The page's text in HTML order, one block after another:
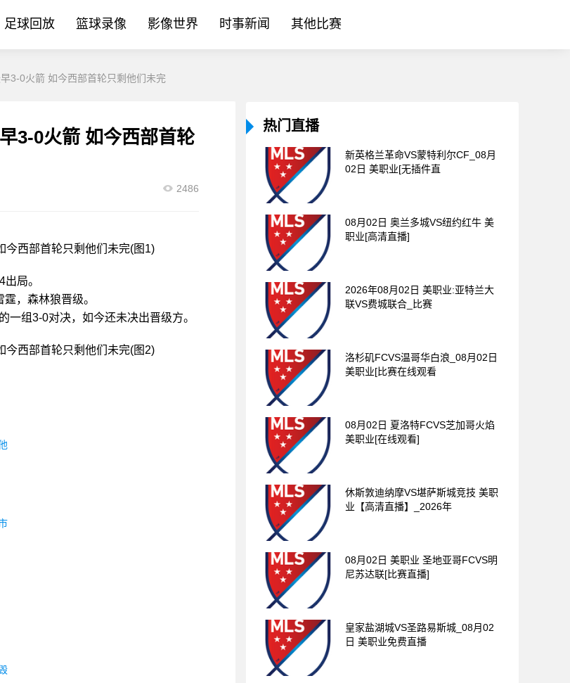
足球回放 篮球录像 影像世界 时事新闻 其他比赛
3-0火箭 如今西部首轮只剩他们未完
3-0火箭 如今西部首轮
2486
局。
，森林狼晋级。
组3-0对决，如今还未决出晋级方。
热门直播
新英格兰革命VS蒙特利尔CF_08月
02日 美职业[无插件直
08月02日 奥兰多城VS纽约红牛 美
职业[高清直播]
2026年08月02日 美职业:亚特兰大
联VS费城联合_比赛
洛杉矶FCVS温哥华白浪_08月02日
美职业[比赛在线观看
08月02日 夏洛特FCVS芝加哥火焰
美职业[在线观看]
休斯敦迪纳摩VS堪萨斯城竞技 美职
业【高清直播】_2026年
08月02日 美职业 圣地亚哥FCVS明
尼苏达联[比赛直播]
皇家盐湖城VS圣路易斯城_08月02
日 美职业免费直播